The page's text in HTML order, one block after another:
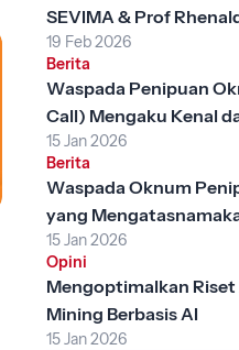
SEVIMA & Prof
Tinggi Berubah
19 Feb 2026
Berita
Waspada Penipuan
Call) Mengaku Kenal
15 Jan 2026
Berita
Waspada Oknum
yang
15 Jan 2026
Opini
Mengoptimalkan
Mining Berbasis AI
15 Jan 2026